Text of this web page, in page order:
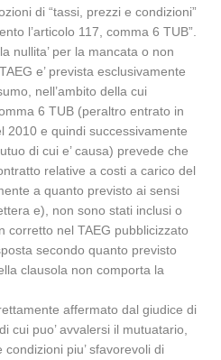
di “tassi, prezzi e condizioni”
l’articolo 117, comma 6 TUB”.
nullita’ per la mancata o non
e’ prevista esclusivamente
nell’ambito della cui
6 TUB (peraltro entrato in
2010 e quindi successivamente
di cui e’ causa) prevede che
relative a costi a carico del
a quanto previsto ai sensi
e), non sono stati inclusi o
corretto nel TAEG pubblicizzato
secondo quanto previsto
clausola non comporta la
affermato dal giudice di
cui puo’ avvalersi il mutuatario,
piu’ sfavorevoli di